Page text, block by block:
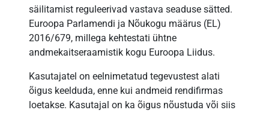
säilitamist reguleerivad vastava seaduse sätted.
Euroopa Parlamendi ja Nõukogu määrus (EL)
2016/679, millega kehtestati ühtne
andmekaitseraamistik kogu Euroopa Liidus.
Kasutajatel on eelnimetatud tegevustest alati
õigus keelduda, enne kui andmeid rendifirmas
loetakse. Kasutajal on ka õigus nõustuda või siis